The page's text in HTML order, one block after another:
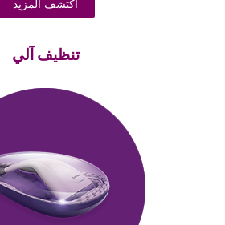
اكتشف المزيد
تنظيف آلي